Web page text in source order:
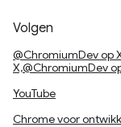
Volgen
@ChromiumDev op
X,@ChromiumDev
YouTube
Chrome voor